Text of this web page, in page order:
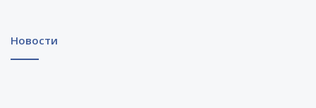
Новости